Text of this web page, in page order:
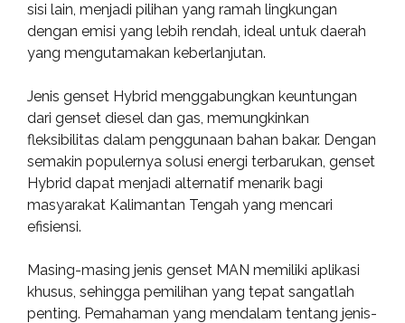
sisi lain, menjadi pilihan yang ramah lingkungan
dengan emisi yang lebih rendah, ideal untuk daerah
yang mengutamakan keberlanjutan.
Jenis genset Hybrid menggabungkan keuntungan
dari genset diesel dan gas, memungkinkan
fleksibilitas dalam penggunaan bahan bakar. Dengan
semakin populernya solusi energi terbarukan, genset
Hybrid dapat menjadi alternatif menarik bagi
masyarakat Kalimantan Tengah yang mencari
efisiensi.
Masing-masing jenis genset MAN memiliki aplikasi
khusus, sehingga pemilihan yang tepat sangatlah
penting. Pemahaman yang mendalam tentang jenis-